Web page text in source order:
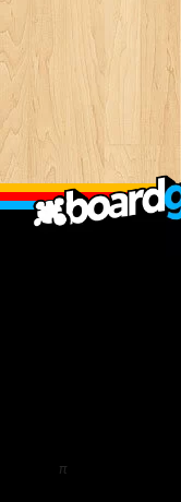
π